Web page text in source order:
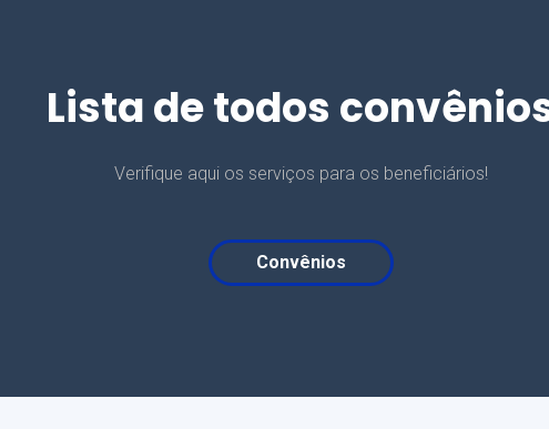
Lista de todos
Verifique aqui os serviços para os beneficiários!
Convênios